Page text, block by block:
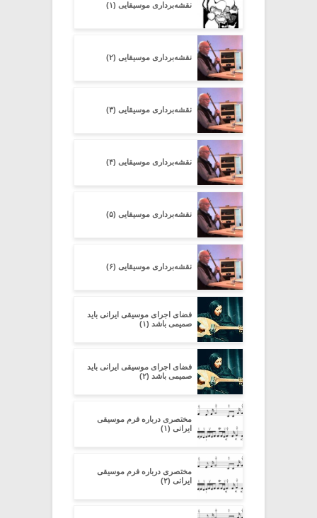
نقشه‌برداری موسیقایی (۱)
نقشه‌برداری موسیقایی (۲)
نقشه‌برداری موسیقایی (۳)
نقشه‌برداری موسیقایی (۴)
نقشه‌برداری موسیقایی (۵)
نقشه‌برداری موسیقایی (۶)
فضای اجرای موسیقی ایرانی باید
صمیمی باشد (۱)
فضای اجرای موسیقی ایرانی باید
صمیمی باشد (۲)
مختصری درباره فرم موسیقی
ایرانی (۱)
مختصری درباره فرم موسیقی
ایرانی (۲)